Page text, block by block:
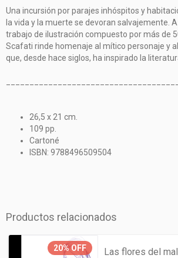
Una incursión por parajes inhóspitos y
la vida y la muerte se devoran salvajemente.
trabajo de ilustración compuesto por más de
Scafati rinde homenaje al mítico personaje y
que, desde hace siglos, ha inspirado la
26,5 x 21 cm.
109 pp.
Cartoné
ISBN: 9788496509504
Productos relacionados
20%OFF Las flores del mal